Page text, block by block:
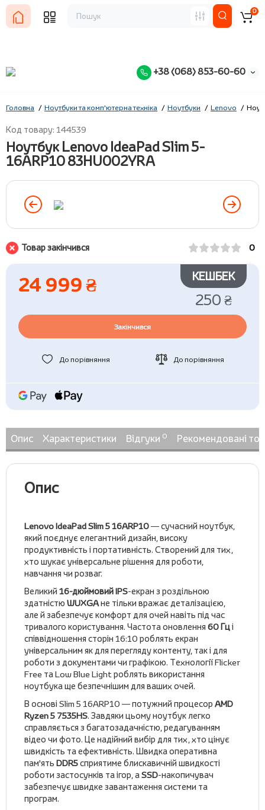
+38 (068) 853-60-60
0
Головна Ноутбуки та комп'ютерна техніка Ноутбуки Lenovo
Код товару: 144539
Ноутбук Lenovo IdeaPad Slim 5-
16ARP10 83HU002YRA
Товар закінчився 0
24 999 ₴ КЕШБЕК
250 ₴
Закінчився
До порівняння До порівняння
Опис Характеристики Відгуки 0 Рекомендовані
Опис
Lenovo IdeaPad Slim 5 16ARP10— сучасний ноутбук,
який поєднує елегантний дизайн, високу
продуктивність і портативність. Створений для тих,
хто шукає універсальне рішення для роботи,
навчання чи розваг.
Великий 16-дюймовий IPS-екран з роздільною
здатністю WUXGAне тільки вражає деталізацією,
але й забезпечує комфорт для очей навіть під час
тривалого користування. Частота оновлення 60 Гці
співвідношення сторін 16:10 роблять екран
універсальним як для перегляду контенту, так і для
роботи з документами чи графікою. Технології Flicker
Free та Low Blue Light роблять використання
ноутбука ще безпечнішим для ваших очей.
В основі Slim 5 16ARP10 — потужний процесор AMD
Ryzen 5 7535HS. Завдяки цьому ноутбук легко
справляється з багатозадачністю, редагуванням
відео чи фото. Це надійний вибір для тих, хто цінує
швидкість та ефективність. Швидка оперативна
пам'ять DDR5сприятиме блискавичній швидкості
роботи застосунків та ігор, аSSD-накопичувач
забезпечує швидке завантаження системи та
програм.